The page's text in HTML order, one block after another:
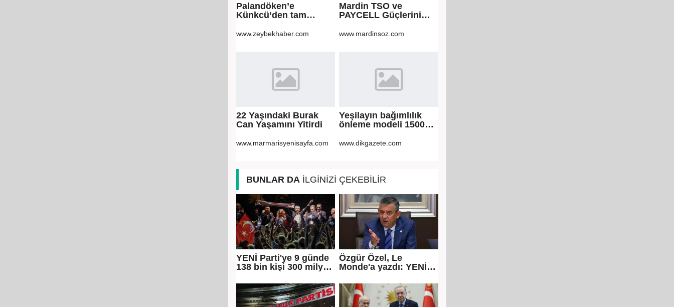
Palandöken’e
Künkcü’den tam
www.zeybekhaber.com
Mardin TSO ve
PAYCELL Güçlerini
www.mardinsoz.com
22 Yaşındaki Burak
Can Yaşamını Yitirdi
www.marmarisyenisayfa.com
Yeşilayın bağımlılık
önleme modeli 1500
hayatına dokundu
www.dikgazete.com
BUNLAR DAİLGİNİZİ ÇEKEBİLİR
YENİ Parti'ye 9 günde
138 bin kişi 300 milyon
Özgür Özel, Le
Monde'a yazdı: YENİ
gelecek öneriyoruz